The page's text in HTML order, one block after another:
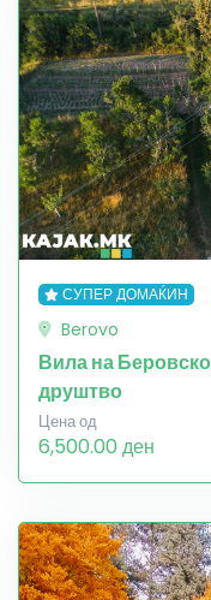
СУПЕР ДОМАЌИН
Berovo
Вила на
друштво
Цена од
6,500.00 ден